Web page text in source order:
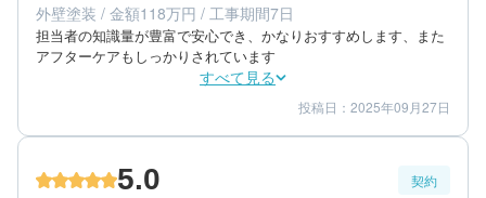
築年数：36年
外壁塗装 / 金額118万円 / 工事期間7日
担当者の知識量が豊富で安心でき、かなりおすすめします、また
アフターケアもしっかりされています
すべて見る
仕上がり 4
満足度 5
50代/男性/一戸建て
投稿日：2025年09月27日
5.0 契約